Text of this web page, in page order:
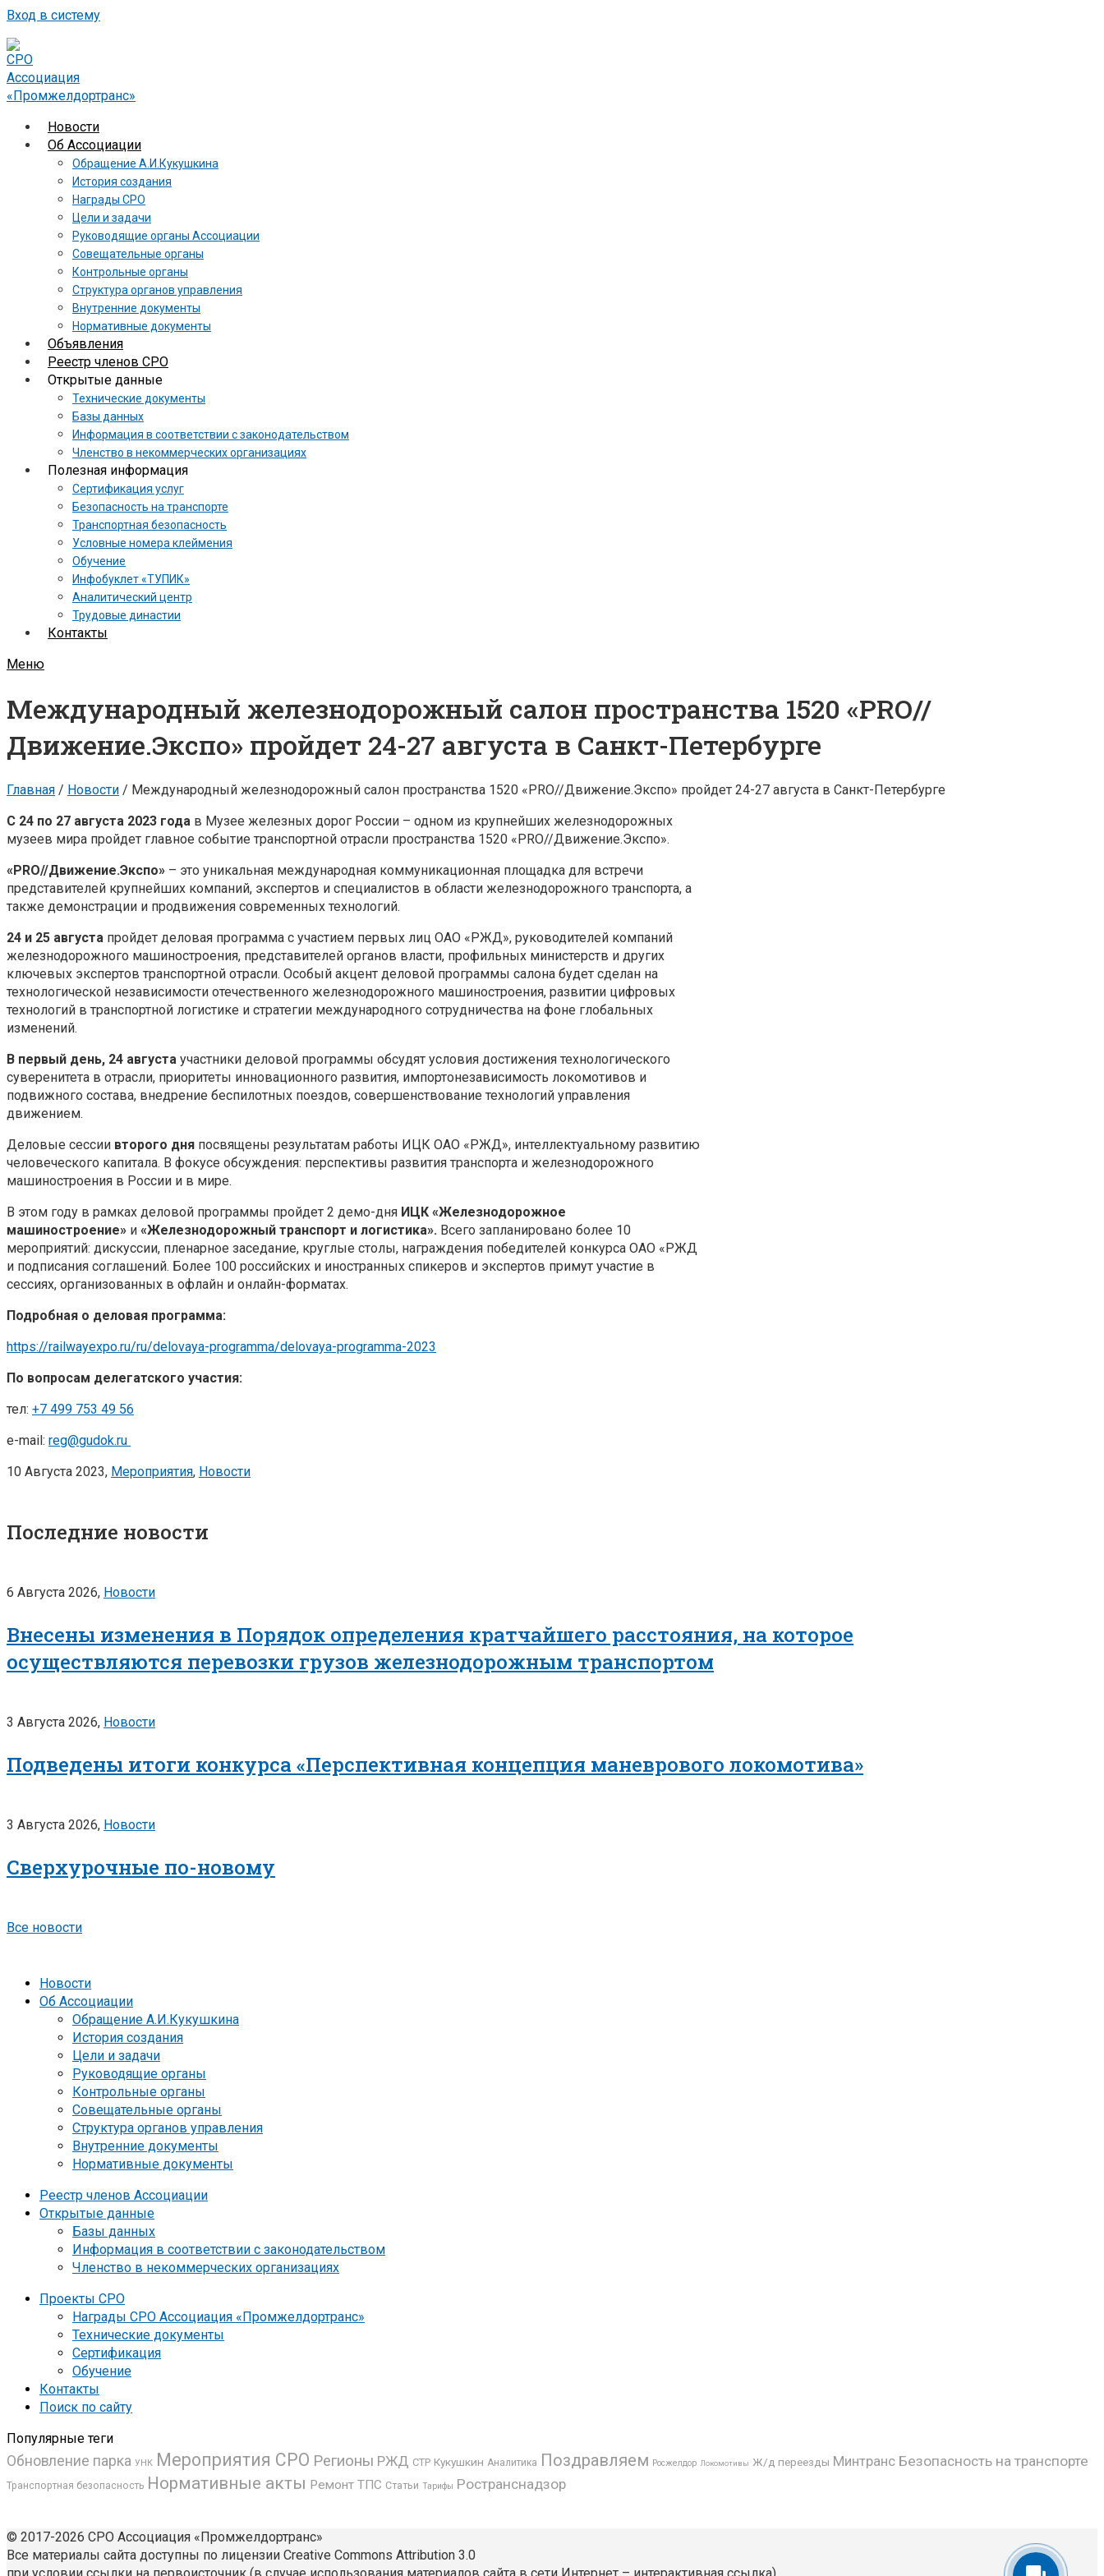
Вход в систему
Новости
Об Ассоциации
Обращение А.И.Кукушкина
История создания
Награды СРО
Цели и задачи
Руководящие органы Ассоциации
Совещательные органы
Контрольные органы
Структура органов управления
Внутренние документы
Нормативные документы
Объявления
Реестр членов СРО
Открытые данные
Технические документы
Базы данных
Информация в соответствии с законодательством
Членство в некоммерческих организациях
Полезная информация
Сертификация услуг
Безопасность на транспорте
Транспортная безопасность
Условные номера клеймения
Обучение
Инфобуклет «ТУПИК»
Аналитический центр
Трудовые династии
Контакты
Меню
Международный железнодорожный салон пространства 1520 «PRO//
Движение.Экспо» пройдет 24-27 августа в Санкт-Петербурге
Главная / Новости / Международный железнодорожный салон пространства 1520 «PRO//Движение.Экспо» пройдет 24-27 августа в Санкт-Петербурге
С 24 по 27 августа 2023 года в Музее железных дорог России – одном из крупнейших железнодорожных
музеев мира пройдет главное событие транспортной отрасли пространства 1520 «PRO//Движение.Экспо».
«PRO//Движение.Экспо» – это уникальная международная коммуникационная площадка для встречи
представителей крупнейших компаний, экспертов и специалистов в области железнодорожного транспорта, а
также демонстрации и продвижения современных технологий.
24 и 25 августа пройдет деловая программа с участием первых лиц ОАО «РЖД», руководителей компаний
железнодорожного машиностроения, представителей органов власти, профильных министерств и других
ключевых экспертов транспортной отрасли. Особый акцент деловой программы салона будет сделан на
технологической независимости отечественного железнодорожного машиностроения, развитии цифровых
технологий в транспортной логистике и стратегии международного сотрудничества на фоне глобальных
изменений.
В первый день, 24 августа участники деловой программы обсудят условия достижения технологического
суверенитета в отрасли, приоритеты инновационного развития, импортонезависимость локомотивов и
подвижного состава, внедрение беспилотных поездов, совершенствование технологий управления
движением.
Деловые сессии второго дня посвящены результатам работы ИЦК ОАО «РЖД», интеллектуальному развитию
человеческого капитала. В фокусе обсуждения: перспективы развития транспорта и железнодорожного
машиностроения в России и в мире.
В этом году в рамках деловой программы пройдет 2 демо-дня ИЦК «Железнодорожное
машиностроение» и «Железнодорожный транспорт и логистика». Всего запланировано более 10
мероприятий: дискуссии, пленарное заседание, круглые столы, награждения победителей конкурса ОАО «РЖД
и подписания соглашений. Более 100 российских и иностранных спикеров и экспертов примут участие в
сессиях, организованных в офлайн и онлайн-форматах.
Подробная о деловая программа:
https://railwayexpo.ru/ru/delovaya-programma/delovaya-programma-2023
По вопросам делегатского участия:
тел: +7 499 753 49 56
e-mail: reg@gudok.ru
10 Августа 2023, Мероприятия, Новости
Последние новости
6 Августа 2026, Новости
Внесены изменения в Порядок определения кратчайшего расстояния, на которое
осуществляются перевозки грузов железнодорожным транспортом
3 Августа 2026, Новости
Подведены итоги конкурса «Перспективная концепция маневрового локомотива»
3 Августа 2026, Новости
Сверхурочные по-новому
Все новости
Новости
Об Ассоциации
Обращение А.И.Кукушкина
История создания
Цели и задачи
Руководящие органы
Контрольные органы
Совещательные органы
Структура органов управления
Внутренние документы
Нормативные документы
Реестр членов Ассоциации
Открытые данные
Базы данных
Информация в соответствии с законодательством
Членство в некоммерческих организациях
Проекты СРО
Награды СРО Ассоциация «Промжелдортранс»
Технические документы
Сертификация
Обучение
Контакты
Поиск по сайту
Популярные теги
Обновление парка УНК Мероприятия СРО Регионы РЖД СТР Кукушкин Аналитика Поздравляем Росжелдор Локомотивы Ж/д переезды Минтранс Безопасность на транспорте
Транспортная безопасность Нормативные акты Ремонт ТПС Статьи Тарифы Ространснадзор
© 2017-2026 СРО Ассоциация «Промжелдортранс»
Все материалы сайта доступны по лицензии Creative Commons Attribution 3.0